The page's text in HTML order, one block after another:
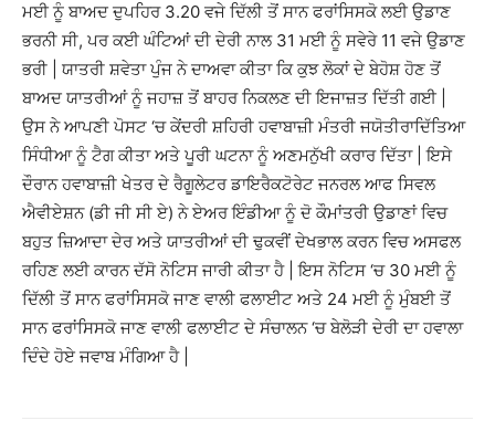
ਮਈ ਨੂੰ ਬਾਅਦ ਦੁਪਹਿਰ 3.20 ਵਜੇ ਦਿੱਲੀ ਤੋਂ ਸਾਨ ਫਰਾਂਸਿਸਕੋ ਲਈ ਉਡਾਣ
ਭਰਨੀ ਸੀ, ਪਰ ਕਈ ਘੰਟਿਆਂ ਦੀ ਦੇਰੀ ਨਾਲ 31 ਮਈ ਨੂੰ ਸਵੇਰੇ 11 ਵਜੇ ਉਡਾਣ
ਭਰੀ | ਯਾਤਰੀ ਸ਼ਵੇਤਾ ਪੁੰਜ ਨੇ ਦਾਅਵਾ ਕੀਤਾ ਕਿ ਕੁਝ ਲੋਕਾਂ ਦੇ ਬੇਹੋਸ਼ ਹੋਣ ਤੋਂ
ਬਾਅਦ ਯਾਤਰੀਆਂ ਨੂੰ ਜਹਾਜ਼ ਤੋਂ ਬਾਹਰ ਨਿਕਲਣ ਦੀ ਇਜਾਜ਼ਤ ਦਿੱਤੀ ਗਈ |
ਉਸ ਨੇ ਆਪਣੀ ਪੋਸਟ ‘ਚ ਕੇਂਦਰੀ ਸ਼ਹਿਰੀ ਹਵਾਬਾਜ਼ੀ ਮੰਤਰੀ ਜਯੋਤੀਰਾਦਿੱਤਿਆ
ਸਿੰਧੀਆ ਨੂੰ ਟੈਗ ਕੀਤਾ ਅਤੇ ਪੂਰੀ ਘਟਨਾ ਨੂੰ ਅਣਮਨੁੱਖੀ ਕਰਾਰ ਦਿੱਤਾ | ਇਸੇ
ਦੌਰਾਨ ਹਵਾਬਾਜ਼ੀ ਖੇਤਰ ਦੇ ਰੈਗੂਲੇਟਰ ਡਾਇਰੈਕਟੋਰੇਟ ਜਨਰਲ ਆਫ ਸਿਵਲ
ਐਵੀਏਸ਼ਨ (ਡੀ ਜੀ ਸੀ ਏ) ਨੇ ਏਅਰ ਇੰਡੀਆ ਨੂੰ ਦੋ ਕੌਮਾਂਤਰੀ ਉਡਾਣਾਂ ਵਿਚ
ਬਹੁਤ ਜ਼ਿਆਦਾ ਦੇਰ ਅਤੇ ਯਾਤਰੀਆਂ ਦੀ ਢੁਕਵੀਂ ਦੇਖਭਾਲ ਕਰਨ ਵਿਚ ਅਸਫਲ
ਰਹਿਣ ਲਈ ਕਾਰਨ ਦੱਸੋ ਨੋਟਿਸ ਜਾਰੀ ਕੀਤਾ ਹੈ | ਇਸ ਨੋਟਿਸ ‘ਚ 30 ਮਈ ਨੂੰ
ਦਿੱਲੀ ਤੋਂ ਸਾਨ ਫਰਾਂਸਿਸਕੋ ਜਾਣ ਵਾਲੀ ਫਲਾਈਟ ਅਤੇ 24 ਮਈ ਨੂੰ ਮੁੰਬਈ ਤੋਂ
ਸਾਨ ਫਰਾਂਸਿਸਕੋ ਜਾਣ ਵਾਲੀ ਫਲਾਈਟ ਦੇ ਸੰਚਾਲਨ ‘ਚ ਬੇਲੋੜੀ ਦੇਰੀ ਦਾ ਹਵਾਲਾ
ਦਿੰਦੇ ਹੋਏ ਜਵਾਬ ਮੰਗਿਆ ਹੈ |